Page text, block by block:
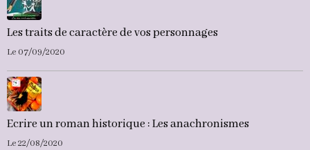
Les traits de caractère de vos personnages
Le 07/09/2020
Ecrire un roman historique : Les anachronismes
Le 22/08/2020